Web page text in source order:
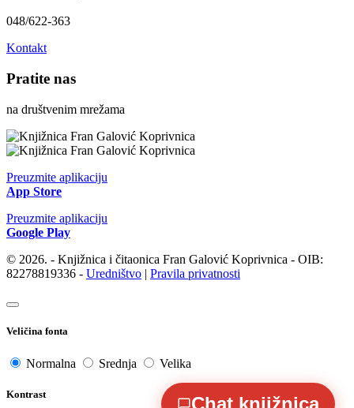
048/622-363
Kontakt
Pratite nas
na društvenim mrežama
Preuzmite aplikaciju
App Store
Preuzmite aplikaciju
Google Play
© 2026. - Knjižnica i čitaonica Fran Galović Koprivnica - OIB:
82278819336 - Uredništvo | Pravila privatnosti
Veličina fonta
Normalna Srednja Velika
Kontrast Chat knjižnica